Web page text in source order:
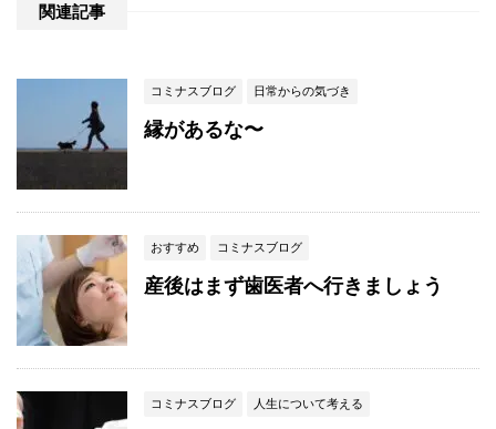
関連記事
コミナスブログ 日常からの気づき
縁があるな〜
おすすめ コミナスブログ
産後はまず歯医者へ行きましょう
コミナスブログ 人生について考える